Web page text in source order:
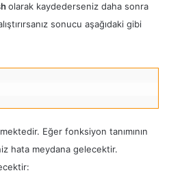
olarak kaydederseniz daha sonra
sonucu aşağıdaki gibi
Eğer fonksiyon tanımının
hata meydana gelecektir.